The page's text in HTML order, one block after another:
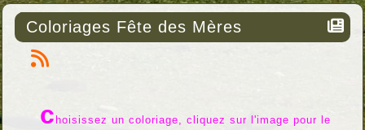
Coloriages Fête des Mères
choisissez un coloriage, cliquez sur l'image pour le